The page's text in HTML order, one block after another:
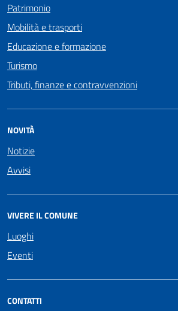
Patrimonio
Mobilità e trasporti
Educazione e formazione
Turismo
Tributi, finanze e contravvenzioni
NOVITÀ
Notizie
Avvisi
VIVERE IL COMUNE
Luoghi
Eventi
CONTATTI